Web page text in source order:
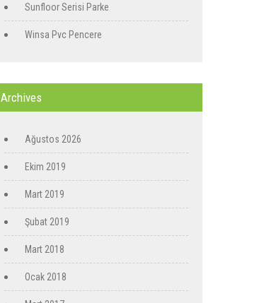
Sunfloor Serisi Parke
Winsa Pvc Pencere
Archives
Ağustos 2026
Ekim 2019
Mart 2019
Şubat 2019
Mart 2018
Ocak 2018